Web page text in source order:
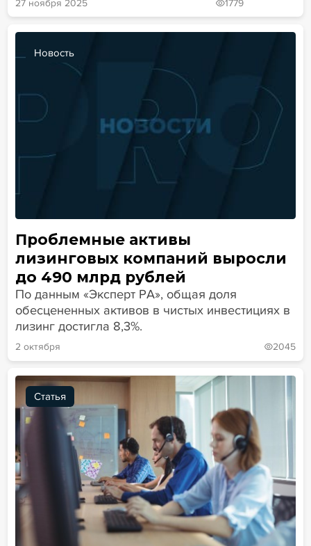
27 ноября 2025 1779
Новость
Проблемные активы
лизинговых компаний выросли
до 490 млрд рублей
По данным «Эксперт РА», общая доля
обесцененных активов в чистых инвестициях в
лизинг достигла 8,3%.
2 октября 2045
Статья